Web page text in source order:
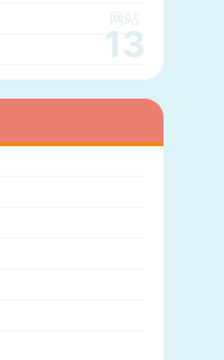
网站
13